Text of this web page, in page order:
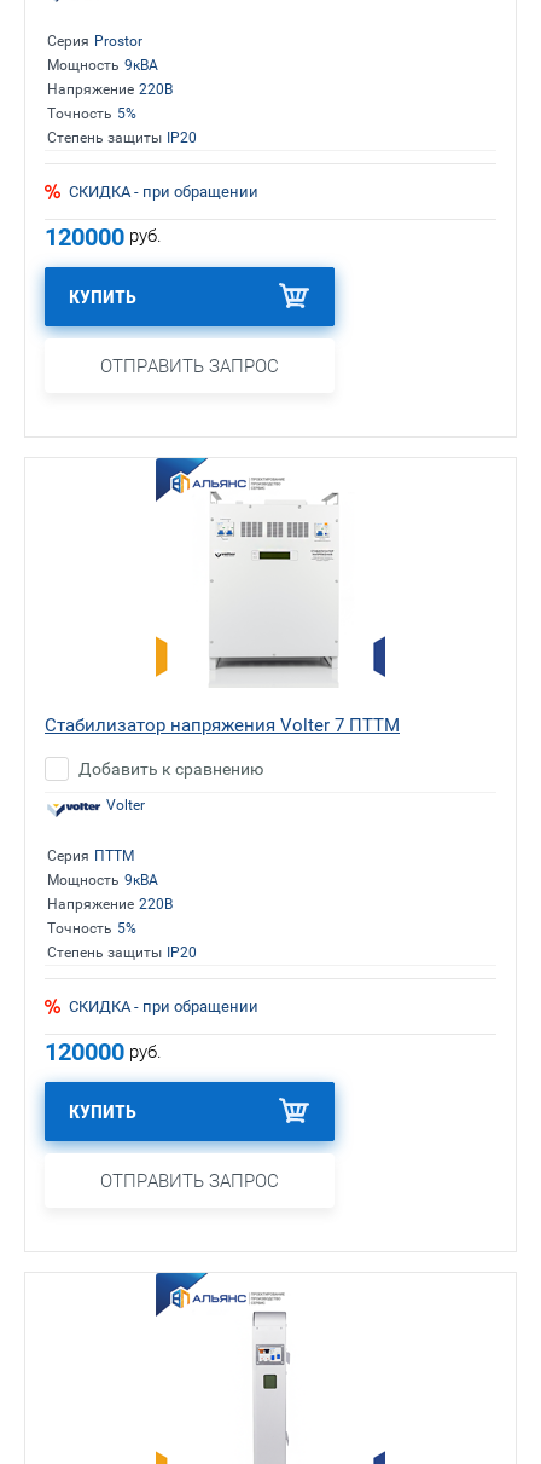
Серия Prostor
Мощность 9кВА
Напряжение 220В
Точность 5%
Степень защиты
IP20
СКИДКА - при обращении
120000 руб.
КУПИТЬ
ОТПРАВИТЬ ЗАПРОС
Стабилизатор напряжения Volter 7 ПТТМ
Добавить к сравнению
Volter
Серия ПТТМ
Мощность 9кВА
Напряжение 220В
Точность 5%
Степень защиты
IP20
СКИДКА - при обращении
120000 руб.
КУПИТЬ
ОТПРАВИТЬ ЗАПРОС